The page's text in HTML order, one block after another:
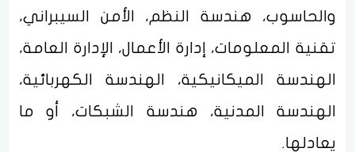
والحاسوب، هندسة النظم، الأمن السيبراني،
تقنية المعلومات، إدارة الأعمال، الإدارة العامة،
الهندسة الميكانيكية، الهندسة الكهربائية،
الهندسة المدنية، هندسة الشبكات، أو ما
يعادلها.